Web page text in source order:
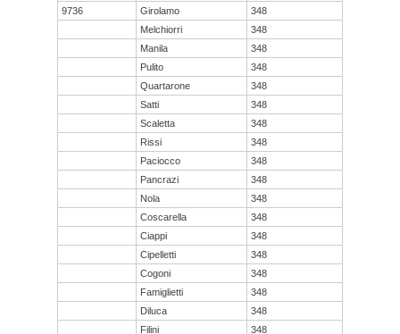
9736
Girolamo
348
Melchiorri
348
Manila
348
Pulito
348
Quartarone
348
Satti
348
Scaletta
348
Rissi
348
Paciocco
348
Pancrazi
348
Nola
348
Coscarella
348
Ciappi
348
Cipelletti
348
Cogoni
348
Famiglietti
348
Diluca
348
Filini
348